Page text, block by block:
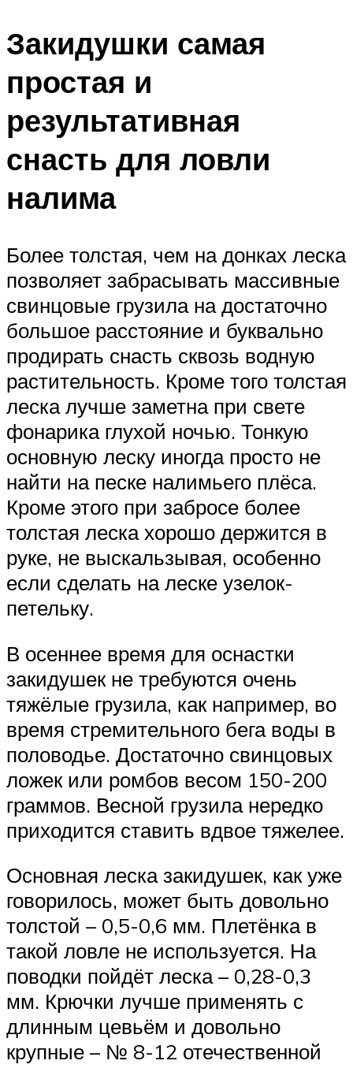
Закидушки самая
простая и
результативная
снасть для ловли
налима
Более толстая, чем на донках леска
позволяет забрасывать массивные
свинцовые грузила на достаточно
большое расстояние и буквально
продирать снасть сквозь водную
растительность. Кроме того толстая
леска лучше заметна при свете
фонарика глухой ночью. Тонкую
основную леску иногда просто не
найти на песке налимьего плёса.
Кроме этого при забросе более
толстая леска хорошо держится в
руке, не выскальзывая, особенно
если сделать на леске узелок-
петельку.
В осеннее время для оснастки
закидушек не требуются очень
тяжёлые грузила, как например, во
время стремительного бега воды в
половодье. Достаточно свинцовых
ложек или ромбов весом 150-200
граммов. Весной грузила нередко
приходится ставить вдвое тяжелее.
Основная леска закидушек, как уже
говорилось, может быть довольно
толстой – 0,5-0,6 мм. Плетёнка в
такой ловле не используется. На
поводки пойдёт леска – 0,28-0,3
мм. Крючки лучше применять с
длинным цевьём и довольно
крупные – № 8-12 отечественной